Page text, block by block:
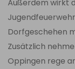
Außerdem wirkt
Dorfgeschehen
Zusätzlich
Oppingen rege